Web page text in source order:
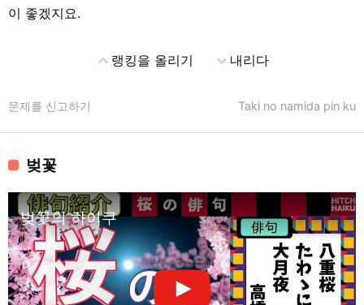
이 좋겠지요.
expand_less랭킹을 올리기 expand_more내리다
Taki no namida pin ku
문제를 신고하기
벚꽃
벚꽃의 하이쿠